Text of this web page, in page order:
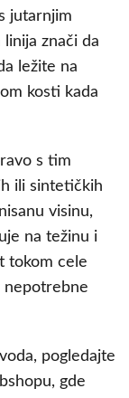
jutarnjim
znači da
ležite na
kosti kada
s tim
ili sintetičkih
visinu,
na težinu i
tokom cele
nepotrebne
pogledajte
gde